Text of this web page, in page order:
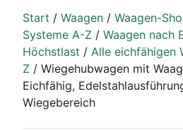
Start / Waagen / Waagen-
Systeme A-Z / Waagen nach
Höchstlast / Alle eichfähigen
Z / Wiegehubwagen mit
Eichfähig,
Wiegebereich